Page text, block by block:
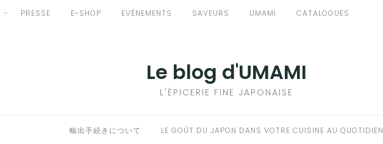
PRESSE E-SHOP EVÈNEMENTS SAVEURS UMAMI CATALOGUES
Le blog d'UMAMI
L'ÉPICERIE FINE JAPONAISE
輸出手続きについて LE GOÛT DU JAPON DANS VOTRE CUISINE AU QUOTIDIEN